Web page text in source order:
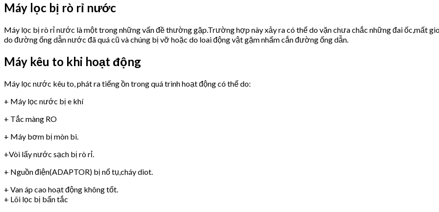
Máy lọc bị rò rỉ nước
Máy lọc bị rò rỉ nước là một trong những vấn đề thường gặp.Trường hợp này xảy ra có thể do vặn chưa chắc những đai ốc,mất
do đường ống dẫn nước đã quá cũ và chúng bị vỡ hoặc do loai động vật gặm nhấm cắn đường ống dẫn.
Máy kêu to khi hoạt động
Máy lọc nước kêu to, phát ra tiếng ồn trong quá trình hoạt động có thể do:
+ Máy lọc nước bị e khí
+ Tắc màng RO
+ Máy bơm bị mòn bi.
+Vòi lấy nước sạch bị rò rỉ.
+ Nguồn điện(ADAPTOR) bị nổ tụ,cháy diot.
+ Van áp cao hoạt động không tốt.
+ Lõi lọc bị bẩn tắc